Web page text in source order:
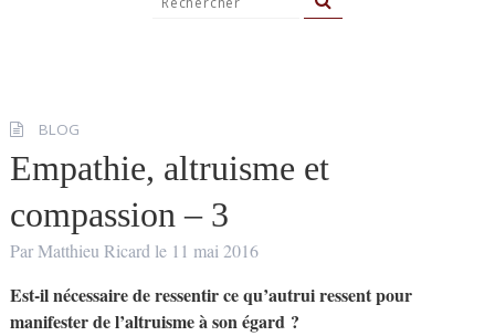
BLOG
Empathie, altruisme et
compassion – 3
ParMatthieu Ricardle 11 mai 2016
Est-il nécessaire de ressentir ce qu’autrui ressent pour
manifester de l’altruisme à son égard ?